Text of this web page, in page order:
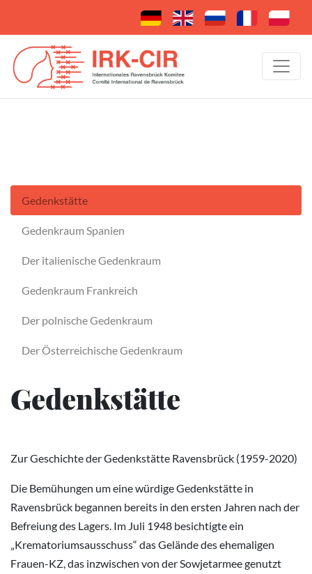
Gedenkstätte
Gedenkraum Spanien
Der italienische Gedenkraum
Gedenkraum Frankreich
Der polnische Gedenkraum
Der Österreichische Gedenkraum
Gedenkstätte
Zur Geschichte der Gedenkstätte Ravensbrück (1959-2020)
Die Bemühungen um eine würdige Gedenkstätte in
Ravensbrück begannen bereits in den ersten Jahren nach der
Befreiung des Lagers. Im Juli 1948 besichtigte ein
„Krematoriumsausschuss“ das Gelände des ehemaligen
Frauen-KZ, das inzwischen von der Sowjetarmee genutzt